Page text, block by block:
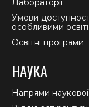
Умови
особливими
Освітні програми
НАУКА
Напрями наукової